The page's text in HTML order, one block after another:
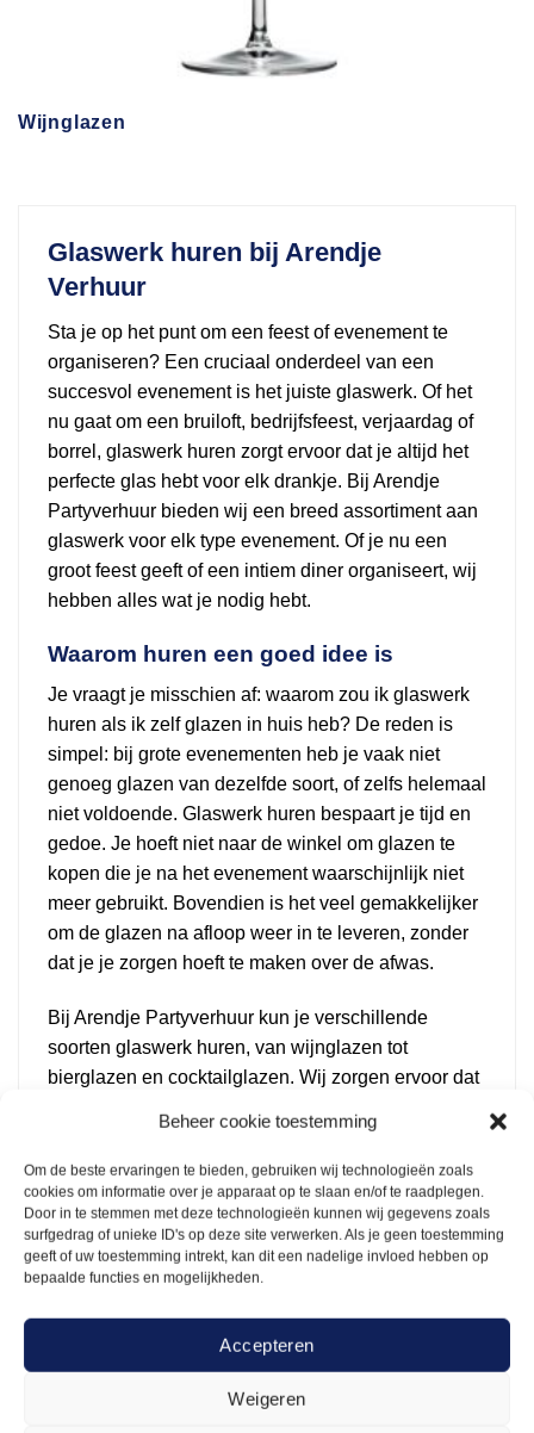
Beheer cookie toestemming
Om de beste ervaringen te bieden, gebruiken wij technologieën zoals
cookies om informatie over je apparaat op te slaan en/of te raadplegen.
Door in te stemmen met deze technologieën kunnen wij gegevens zoals
surfgedrag of unieke ID's op deze site verwerken. Als je geen toestemming
geeft of uw toestemming intrekt, kan dit een nadelige invloed hebben op
bepaalde functies en mogelijkheden.
Accepteren
Weigeren
Glaswerk huren bij Arendje
Verhuur
Sta je op het punt om een feest of evenement te
organiseren? Een cruciaal onderdeel van een
succesvol evenement is het juiste glaswerk. Of het
nu gaat om een bruiloft, bedrijfsfeest, verjaardag of
borrel, glaswerk huren zorgt ervoor dat je altijd het
perfecte glas hebt voor elk drankje. Bij Arendje
Partyverhuur bieden wij een breed assortiment aan
glaswerk voor elk type evenement. Of je nu een
groot feest geeft of een intiem diner organiseert, wij
hebben alles wat je nodig hebt.
Waarom huren een goed idee is
Je vraagt je misschien af: waarom zou ik glaswerk
huren als ik zelf glazen in huis heb? De reden is
simpel: bij grote evenementen heb je vaak niet
genoeg glazen van dezelfde soort, of zelfs helemaal
niet voldoende. Glaswerk huren bespaart je tijd en
gedoe. Je hoeft niet naar de winkel om glazen te
kopen die je na het evenement waarschijnlijk niet
meer gebruikt. Bovendien is het veel gemakkelijker
om de glazen na afloop weer in te leveren, zonder
dat je je zorgen hoeft te maken over de afwas.
Bij Arendje Partyverhuur kun je verschillende
soorten glaswerk huren, van wijnglazen tot
bierglazen en cocktailglazen. Wij zorgen ervoor dat
kunt concentreren op het organiseren van je
evenement.
Glaswerk voor elke gelegenheid
Het juiste glaswerk is essentieel voor een geslaagd
evenement. Het gaat niet alleen om de drankjes,
maar ook om de presentatie. Als je wijn serveert, wil
je natuurlijk dat het in de juiste glazen wordt
bierglas een must. Bij Arendje kun je glaswerk
Wijnglazen